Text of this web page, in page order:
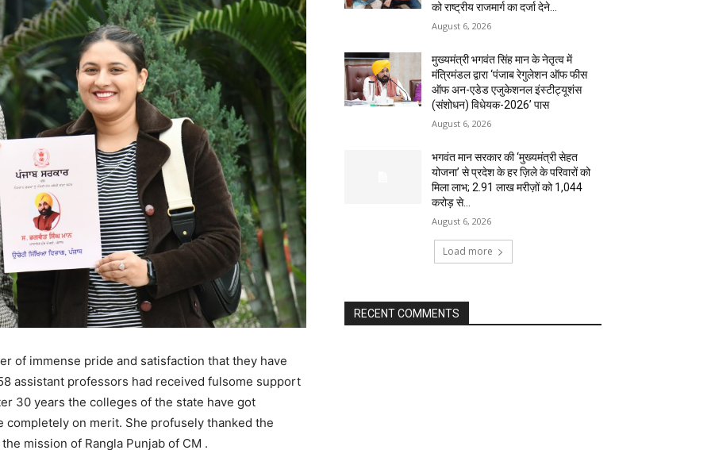
of immense pride and satisfaction that they have
assistant professors had received fulsome support
30 years the colleges of the state have got
on merit. She profusely thanked the
mission of Rangla Punjab of CM .
को राष्ट्रीय राजमार्ग का दर्जा देने...
August 6, 2026
मुख्यमंत्री भगवंत सिंह मान के नेतृत्व में
मंत्रिमंडल द्वारा ‘पंजाब रेगुलेशन ऑफ फीस
ऑफ अन-एडेड एजुकेशनल इंस्टीट्यूशंस
(संशोधन) विधेयक-2026’ पास
August 6, 2026
भगवंत मान सरकार की ‘मुख्यमंत्री सेहत
योजना’ से प्रदेश के हर ज़िले के परिवारों को
मिला लाभ; 2.91 लाख मरीज़ों को ₹1,044
करोड़ से...
August 6, 2026
Load more
RECENT COMMENTS